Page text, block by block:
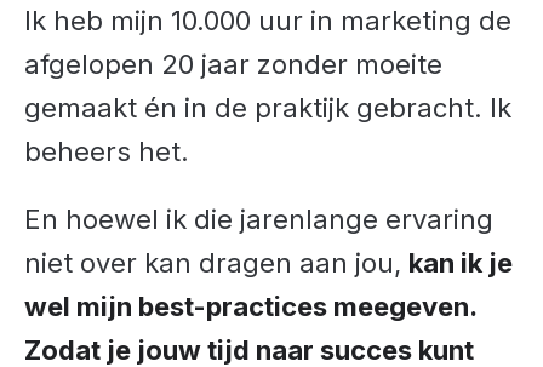
Ik heb mijn 10.000 uur in marketing de
afgelopen 20 jaar zonder moeite
gemaakt én in de praktijk gebracht. Ik
beheers het.
En hoewel ik die jarenlange ervaring
niet over kan dragen aan jou, kan ik je
wel mijn best-practices meegeven.
Zodat je jouw tijd naar succes kunt